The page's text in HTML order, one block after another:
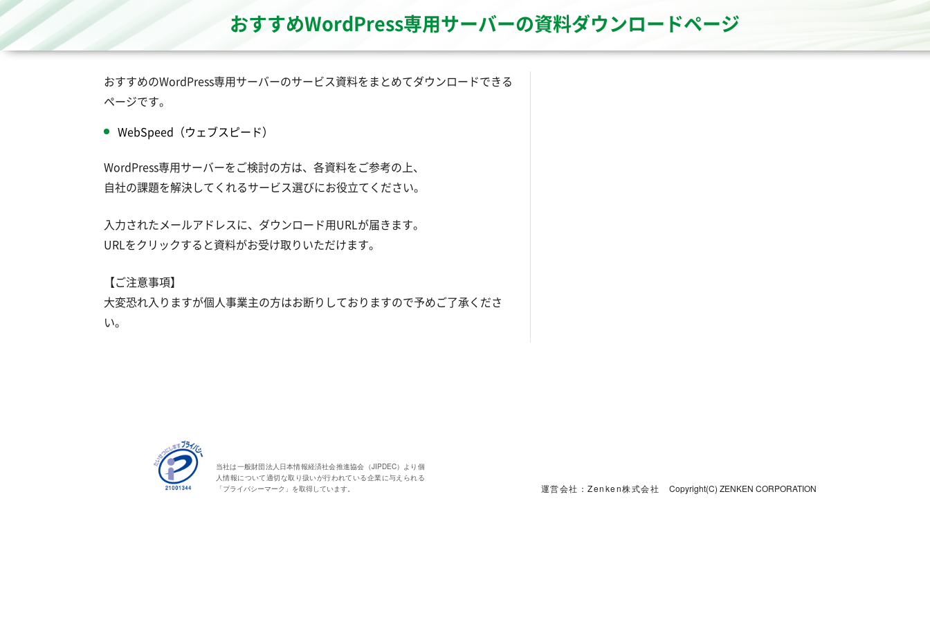
おすすめWordPress専用サーバーの資料ダウンロードページ
おすすめのWordPress専用サーバーのサービス資料をまとめてダウンロードできる
ページです。
WebSpeed（ウェブスピード）
WordPress専用サーバーをご検討の方は、各資料をご参考の上、
自社の課題を解決してくれるサービス選びにお役立てください。
入力されたメールアドレスに、ダウンロード用URLが届きます。
URLをクリックすると資料がお受け取りいただけます。
【ご注意事項】
大変恐れ入りますが個人事業主の方はお断りしておりますので予めご了承くださ
い。
当社は一般財団法人日本情報経済社会推進協会（JIPDEC）より個
人情報について適切な取り扱いが行われている企業に与えられる
「プライバシーマーク」を取得しています。
運営会社：Zenken株式会社 Copyright(C) ZENKEN CORPORATION